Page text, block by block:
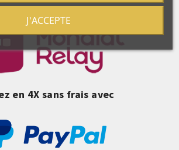
en 4X sans frais avec
J'ACCEPTE